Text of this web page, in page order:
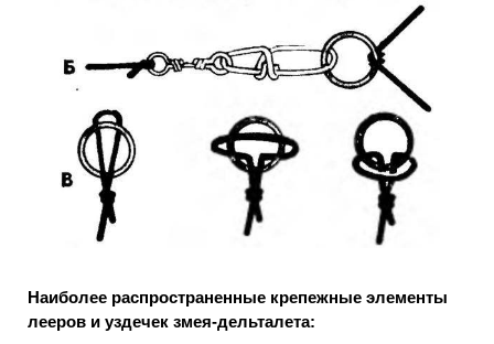
Наиболее распространенные крепежные элементы
лееров и уздечек змея-дельталета: